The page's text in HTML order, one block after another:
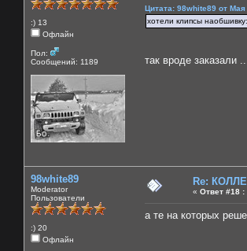
:) 13
Офлайн
Пол:
Сообщений: 1189
Цитата: 98white89 от
хотели клипсы
так вроде заказали
98white89
Moderator
Пользователи
:) 20
Офлайн
Re:
« Ответ #18 :
а те на которых